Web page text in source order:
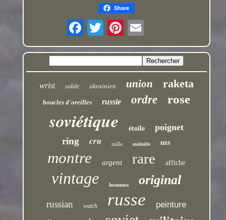
Share
wrist solide ukrainien union raketa
boucles d'oreilles russie ordre rose
soviétique étoile poignet
ring cru taille médaille uss
montre argent rare affiche
vintage hommes original
russian watch russe peinture